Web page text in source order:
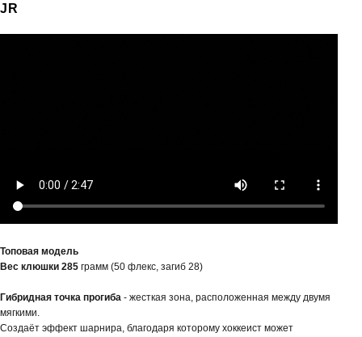
JR
Топовая модель
Вес клюшки 285 грамм (50 флекс, загиб 28)
Гибридная точка прогиба - жесткая зона, расположенная между двумя
мягкими.
Создаёт эффект шарнира, благодаря которому хоккеист может